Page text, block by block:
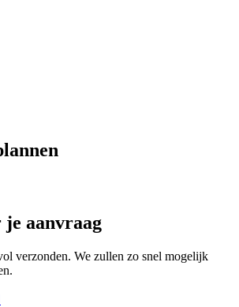
aanvraag
verzonden. We zullen zo snel mogelijk